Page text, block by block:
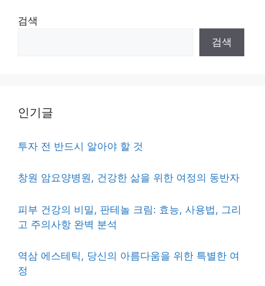
검색
검색
인기글
투자 전 반드시 알아야 할 것
창원 암요양병원, 건강한 삶을 위한 여정의 동반자
피부 건강의 비밀, 판테놀 크림: 효능, 사용법, 그리
고 주의사항 완벽 분석
역삼 에스테틱, 당신의 아름다움을 위한 특별한 여
정